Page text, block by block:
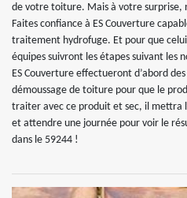
de votre toiture. Mais à votre surprise,
Faites confiance à ES Couverture
traitement hydrofuge. Et pour que
équipes suivront les étapes suivant les
ES Couverture effectueront d’abord
démoussage de toiture pour que le
traiter avec ce produit et sec, il mettra
et attendre une journée pour voir le
dans le 59244 !